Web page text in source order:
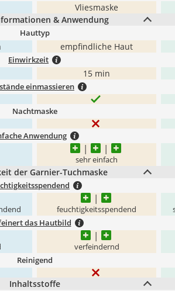
Vliesmaske
& Anwendung
Hauttyp
empfindliche Haut
Einwirkzeit
15 min
einmassieren
Nachtmaske
Anwendung
sehr einfach
der Garnier-Tuchmaske
feuchtigkeitsspendend
das Hautbild
verfeindernd
Reinigend
Inhaltsstoffe